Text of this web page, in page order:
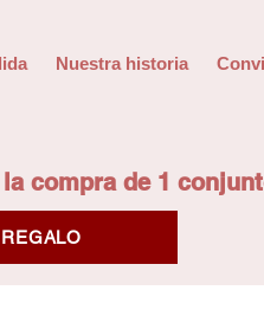
Nuestra historia
compra de 1